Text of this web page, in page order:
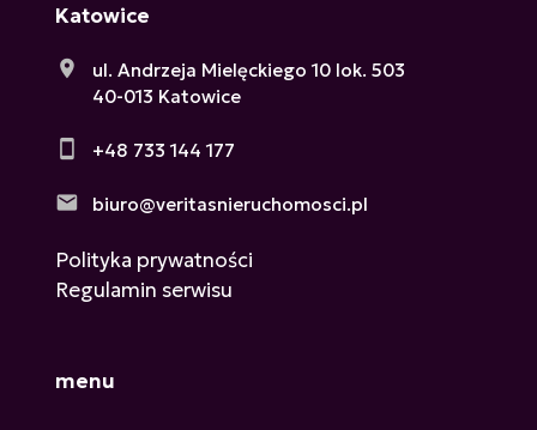
Katowice
ul. Andrzeja Mielęckiego 10 lok. 503
40-013 Katowice
+48 733 144 177
biuro@veritasnieruchomosci.pl
Polityka prywatności
Regulamin serwisu
menu